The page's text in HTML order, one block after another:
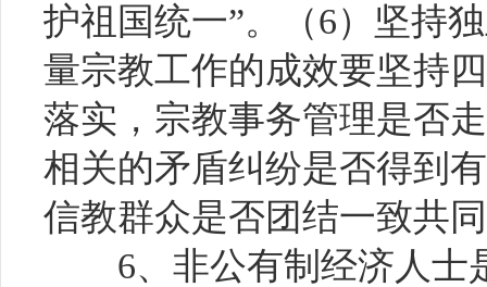
护祖国统一”。（6）坚持
量宗教工作的成效要坚持
落实，宗教事务管理是否
相关的矛盾纠纷是否得到
信教群众是否团结一致共
6、非公有制经济人士